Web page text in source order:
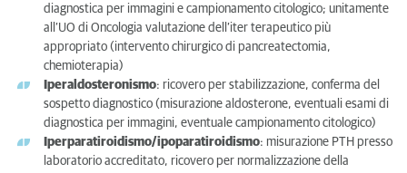
diagnostica per immagini e campionamento citologico; unitamente
all’UO di Oncologia valutazione dell’iter terapeutico più
appropriato (intervento chirurgico di pancreatectomia,
chemioterapia)
Iperaldosteronismo: ricovero per stabilizzazione, conferma del
sospetto diagnostico (misurazione aldosterone, eventuali esami di
diagnostica per immagini, eventuale campionamento citologico)
Iperparatiroidismo/ipoparatiroidismo: misurazione PTH presso
laboratorio accreditato, ricovero per normalizzazione della